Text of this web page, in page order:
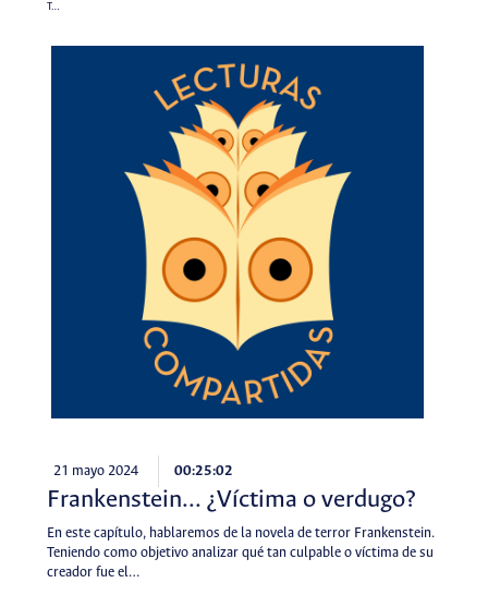
T…
21 mayo 2024 00:25:02
Frankenstein... ¿Víctima o verdugo?
En este capítulo, hablaremos de la novela de terror Frankenstein.
Teniendo como objetivo analizar qué tan culpable o víctima de su
creador fue el…